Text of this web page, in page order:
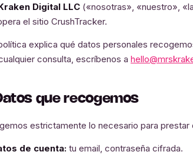
Digital LLC («nosotras», «nuestro»,
el sitio CrushTracker.
explica qué datos personales
consulta, escríbenos a
que recogemos
estrictamente lo necesario para prestar
de cuenta: tu email, contraseña cifrada.